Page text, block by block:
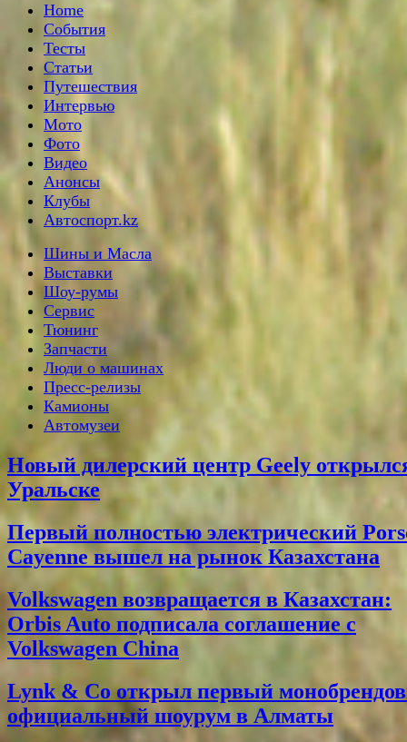
Home
События
Тесты
Статьи
Путешествия
Интервью
Мото
Фото
Видео
Анонсы
Клубы
Автоспорт.kz
Шины и Масла
Выставки
Шоу-румы
Сервис
Тюнинг
Запчасти
Люди о машинах
Пресс-релизы
Камионы
Автомузеи
Новый дилерский центр Geely
Уральске
Первый полностью электрический
Cayenne вышел на рынок Казахстана
Volkswagen возвращается в Казахстан:
Orbis Auto подписала соглашение с
Volkswagen China
Lynk & Co открыл первый
официальный шоурум в Алматы